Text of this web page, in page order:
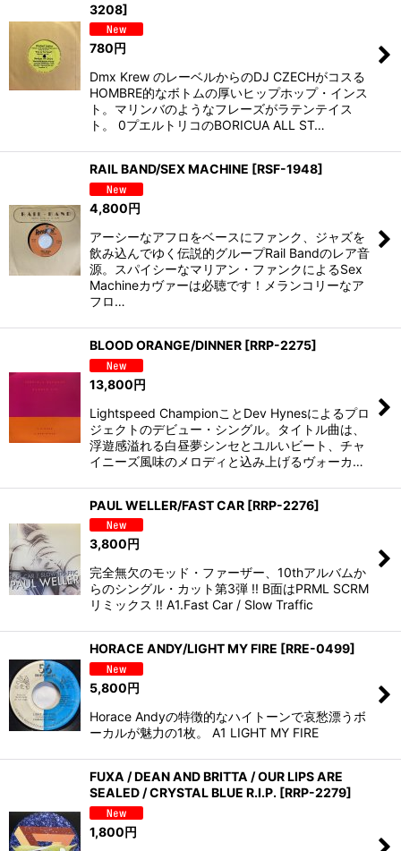
3208]
780円
Dmx Krew のレーベルからのDJ CZECHがコスる
HOMBRE的なボトムの厚いヒップホップ・インス
ト。マリンバのようなフレーズがラテンテイス
ト。 0プエルトリコのBORICUA ALL ST…
RAIL BAND/SEX MACHINE [RSF-1948]
4,800円
アーシーなアフロをベースにファンク、ジャズを
飲み込んでゆく伝説的グループRail Bandのレア音
源。スパイシーなマリアン・ファンクによるSex
Machineカヴァーは必聴です！メランコリーなア
フロ…
BLOOD ORANGE/DINNER [RRP-2275]
13,800円
Lightspeed ChampionことDev Hynesによるプロ
ジェクトのデビュー・シングル。タイトル曲は、
浮遊感溢れる白昼夢シンセとユルいビート、チャ
イニーズ風味のメロディと込み上げるヴォーカ…
PAUL WELLER/FAST CAR [RRP-2276]
3,800円
完全無欠のモッド・ファーザー、10thアルバムか
らのシングル・カット第3弾 !! B面はPRML SCRM
リミックス !! A1.Fast Car / Slow Traffic
HORACE ANDY/LIGHT MY FIRE [RRE-0499]
5,800円
Horace Andyの特徴的なハイトーンで哀愁漂うボ
ーカルが魅力の1枚。 A1 LIGHT MY FIRE
FUXA / DEAN AND BRITTA / OUR LIPS ARE
SEALED / CRYSTAL BLUE R.I.P. [RRP-2279]
1,800円